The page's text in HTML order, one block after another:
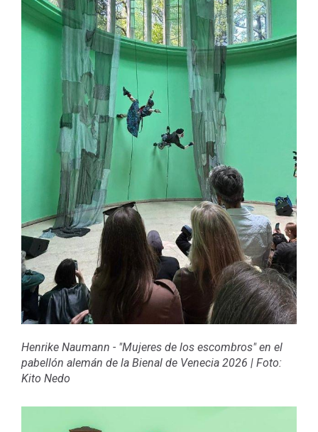
Henrike Naumann - "Mujeres de los escombros" en el
pabellón alemán de la Bienal de Venecia 2026 | Foto:
Kito Nedo